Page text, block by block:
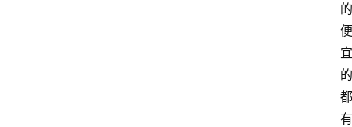
的
便
宜
的
都
有